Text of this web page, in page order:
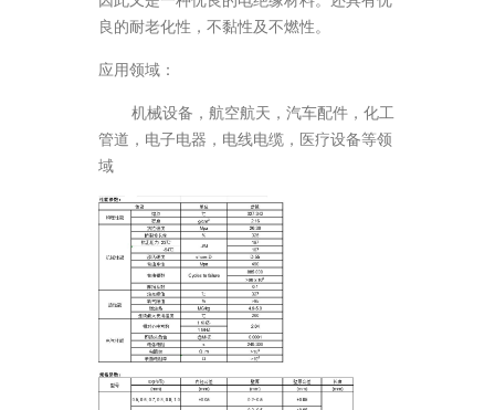
良的耐老化性，不黏性及不燃性。
应用领域：
机械设备，航空航天，汽车配件，化工
管道，电子电器，电线电缆，医疗设备等领
域